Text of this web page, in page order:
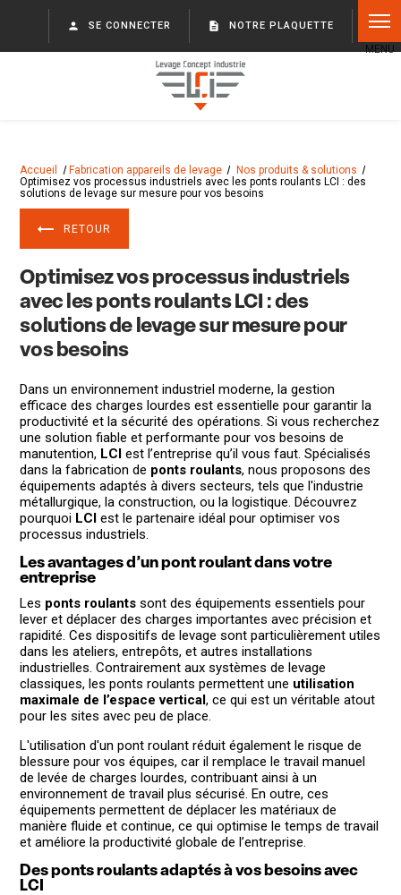
person SE CONNECTER description NOTRE PLAQUETTE
Accueil Fabrication appareils de levage
Nos produits & solutions
Optimisez vos processus industriels avec les ponts roulants LCI : des
solutions de levage sur mesure pour vos besoins
RETOUR
Optimisez vos processus industriels
avec les ponts roulants LCI : des
solutions de levage sur mesure pour
vos besoins
Dans un environnement industriel moderne, la gestion
efficace des charges lourdes est essentielle pour garantir la
productivité et la sécurité des opérations. Si vous recherchez
une solution fiable et performante pour vos besoins de
manutention, LCI est l’entreprise qu’il vous faut. Spécialisés
dans la fabrication de ponts roulants, nous proposons des
équipements adaptés à divers secteurs, tels que l'industrie
métallurgique, la construction, ou la logistique. Découvrez
pourquoi LCI est le partenaire idéal pour optimiser vos
processus industriels.
Les avantages d’un pont roulant dans votre
entreprise
Les ponts roulants sont des équipements essentiels pour
lever et déplacer des charges importantes avec précision et
rapidité. Ces dispositifs de levage sont particulièrement utiles
dans les ateliers, entrepôts, et autres installations
industrielles. Contrairement aux systèmes de levage
classiques, les ponts roulants permettent une utilisation
maximale de l’espace vertical, ce qui est un véritable atout
pour les sites avec peu de place.
L'utilisation d'un pont roulant réduit également le risque de
blessure pour vos équipes, car il remplace le travail manuel
de levée de charges lourdes, contribuant ainsi à un
environnement de travail plus sécurisé. En outre, ces
équipements permettent de déplacer les matériaux de
manière fluide et continue, ce qui optimise le temps de travail
et améliore la productivité globale de l’entreprise.
Des ponts roulants adaptés à vos besoins avec
LCI
Panneau de gestion des cookies